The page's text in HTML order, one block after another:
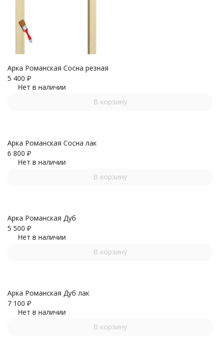
Арка Романская Сосна резная
5 400 ₽
Нет в наличии
В корзину
Арка Романская Сосна лак
6 800 ₽
Нет в наличии
В корзину
Арка Романская Дуб
5 500 ₽
Нет в наличии
В корзину
Арка Романская Дуб лак
7 100 ₽
Нет в наличии
В корзину